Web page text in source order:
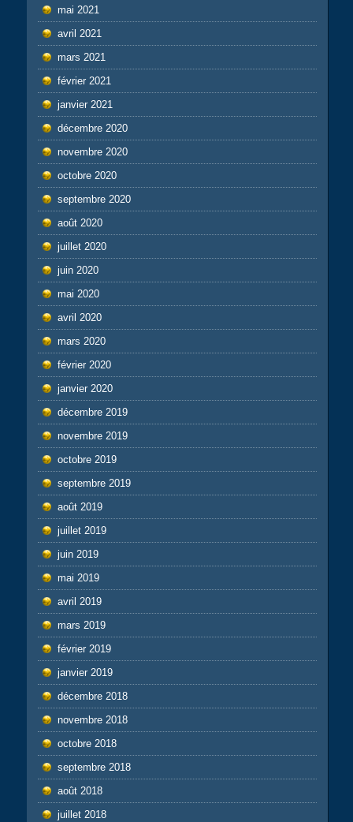
mai 2021
avril 2021
mars 2021
février 2021
janvier 2021
décembre 2020
novembre 2020
octobre 2020
septembre 2020
août 2020
juillet 2020
juin 2020
mai 2020
avril 2020
mars 2020
février 2020
janvier 2020
décembre 2019
novembre 2019
octobre 2019
septembre 2019
août 2019
juillet 2019
juin 2019
mai 2019
avril 2019
mars 2019
février 2019
janvier 2019
décembre 2018
novembre 2018
octobre 2018
septembre 2018
août 2018
juillet 2018